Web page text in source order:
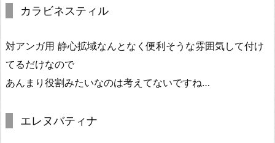
カラビネスティル
対アンガ用 静心拡域なんとなく便利そうな雰囲気して付け
てるだけなので
あんまり役割みたいなのは考えてないですね…
エレヌバティナ